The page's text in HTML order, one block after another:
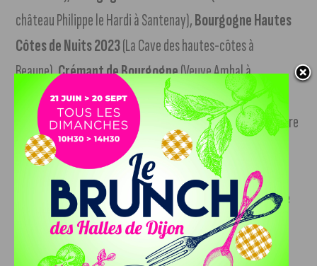
château Philippe le Hardi à Santenay),Bourgogne Hautes
Côtes de Nuits 2023(La Cave des hautes-côtes à
Beaune),Crémant de Bourgogne(Veuve Ambal à
Montagny-lès-Beaune), Crémant de Bourgogne(Veuve
Ambal Banc de Noirs),Ladoix 2023(Domaine de la Galopière
à Tailly),Meursault 2023(Domaine Albert Grivault à
Meursault),Meursault 2023(Domaine de la Galopière à
Saint-Aubin 2023 (Domaine du château Philippe le
Hardi à Santenay).